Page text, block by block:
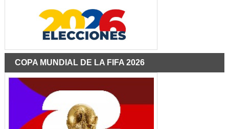
COPA MUNDIAL DE LA FIFA 2026